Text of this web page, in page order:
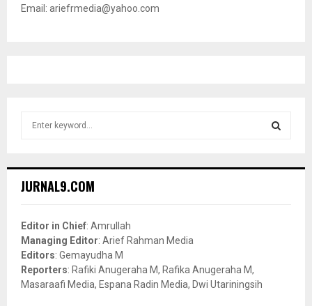
Email: ariefrmedia@yahoo.com
h
o
r
:
JURNAL9.COM
Editor in Chief: Amrullah
Managing Editor: Arief Rahman Media
Editors: Gemayudha M
Reporters: Rafiki Anugeraha M, Rafika Anugeraha M,
Masaraafi Media, Espana Radin Media, Dwi Utariningsih